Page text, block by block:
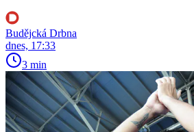
Budějcká Drbna
dnes, 17:33
3 min